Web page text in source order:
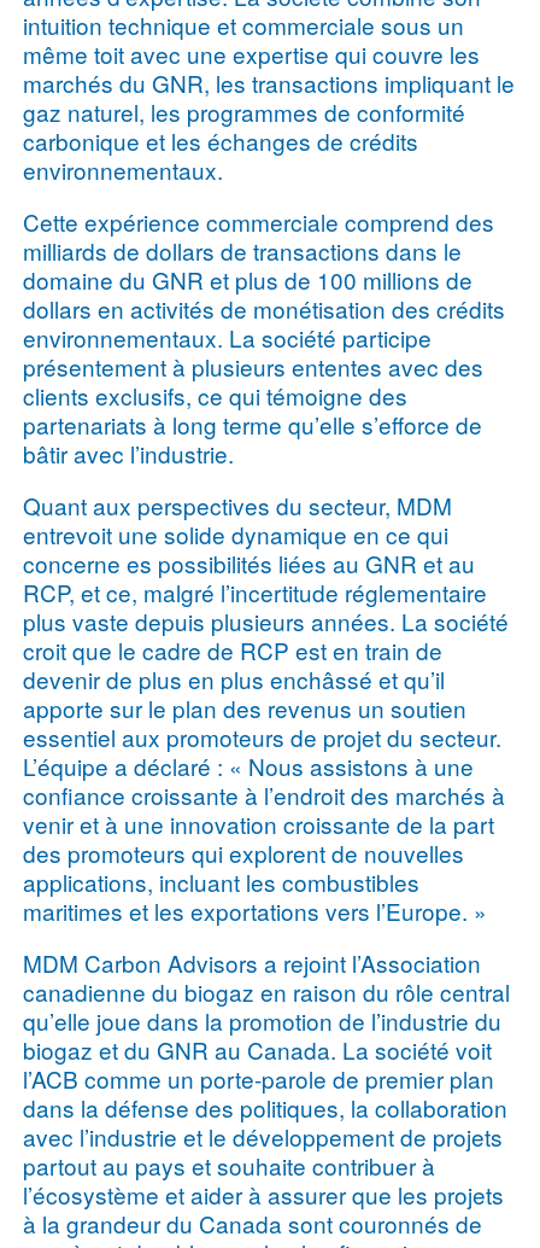
intuition technique et commerciale sous un
même toit avec une expertise qui couvre les
marchés du GNR, les transactions impliquant le
gaz naturel, les programmes de conformité
carbonique et les échanges de crédits
environnementaux.
Cette expérience commerciale comprend des
milliards de dollars de transactions dans le
domaine du GNR et plus de 100 millions de
dollars en activités de monétisation des crédits
environnementaux. La société participe
présentement à plusieurs ententes avec des
clients exclusifs, ce qui témoigne des
partenariats à long terme qu’elle s’efforce de
bâtir avec l’industrie.
Quant aux perspectives du secteur, MDM
entrevoit une solide dynamique en ce qui
concerne es possibilités liées au GNR et au
RCP, et ce, malgré l’incertitude réglementaire
plus vaste depuis plusieurs années. La société
croit que le cadre de RCP est en train de
devenir de plus en plus enchâssé et qu’il
apporte sur le plan des revenus un soutien
essentiel aux promoteurs de projet du secteur.
L’équipe a déclaré : « Nous assistons à une
confiance croissante à l’endroit des marchés à
venir et à une innovation croissante de la part
des promoteurs qui explorent de nouvelles
applications, incluant les combustibles
maritimes et les exportations vers l’Europe. »
MDM Carbon Advisors a rejoint l’Association
canadienne du biogaz en raison du rôle central
qu’elle joue dans la promotion de l’industrie du
biogaz et du GNR au Canada. La société voit
l’ACB comme un porte-parole de premier plan
dans la défense des politiques, la collaboration
avec l’industrie et le développement de projets
partout au pays et souhaite contribuer à
l’écosystème et aider à assurer que les projets
à la grandeur du Canada sont couronnés de